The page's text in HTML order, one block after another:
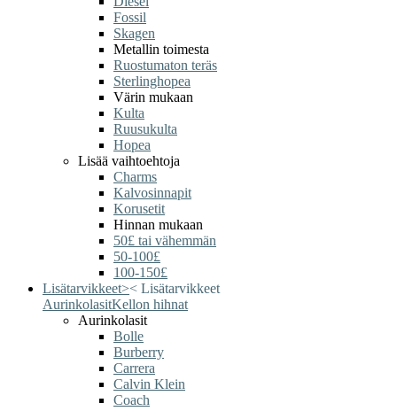
Fossil
Skagen
Metallin toimesta
Ruostumaton teräs
Sterlinghopea
Värin mukaan
Kulta
Ruusukulta
Hopea
Lisää vaihtoehtoja
Charms
Kalvosinnapit
Korusetit
Hinnan mukaan
50£ tai vähemmän
50-100£
100-150£
Lisätarvikkeet>< Lisätarvikkeet
AurinkolasitKellon hihnat
Aurinkolasit
Bolle
Burberry
Carrera
Calvin Klein
Coach